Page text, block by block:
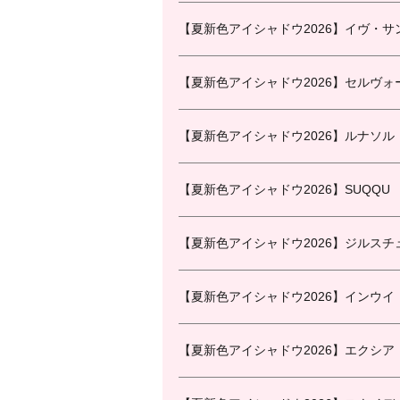
【夏新色アイシャドウ2026】イヴ・サ
【夏新色アイシャドウ2026】セルヴォ
【夏新色アイシャドウ2026】ルナソル
【夏新色アイシャドウ2026】SUQQU
【夏新色アイシャドウ2026】ジルスチ
【夏新色アイシャドウ2026】インウイ
【夏新色アイシャドウ2026】エクシア